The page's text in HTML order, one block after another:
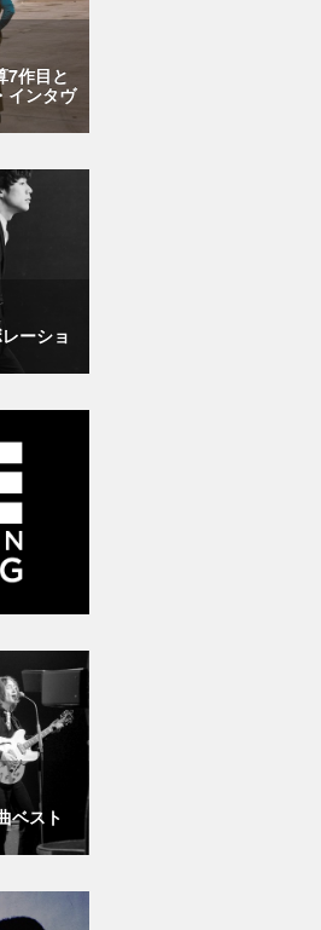
7作目と
インタヴ
ーショ
ベスト